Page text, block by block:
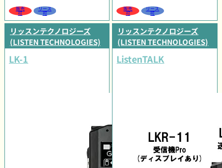
販売
可
リース
可
販売
可
リース
可
リッスンテクノロジーズ
(LISTEN TECHNOLOGIES)
LK-1
リッスンテクノロジーズ
(LISTEN TECHNOLOGIES)
ListenTALK